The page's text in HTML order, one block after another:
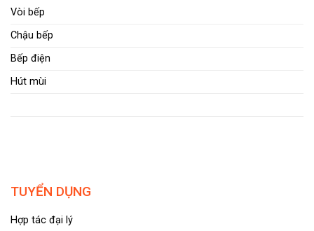
Vòi bếp
Chậu bếp
Bếp điện
Hút mùi
TUYỂN DỤNG
Hợp tác đại lý